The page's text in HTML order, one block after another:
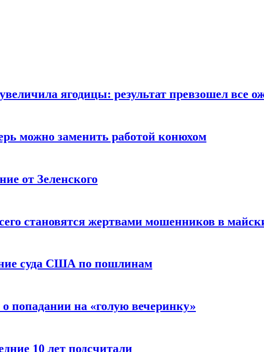
ягодицы: результат превзошел все
можно заменить работой конюхом
от Зеленского
становятся жертвами мошенников в
суда США по пошлинам
попадании на «голую вечеринку»
10 лет подсчитали